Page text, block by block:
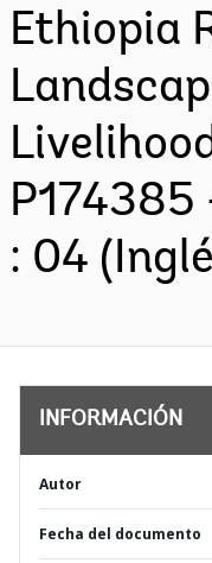
Ethiopia
P174385
: 04
INFORMACIÓN
Autor
Fecha del documento